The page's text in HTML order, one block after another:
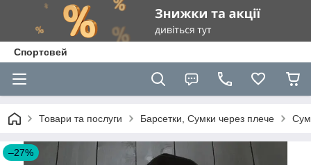
Спортсвей
Товари та послуги Барсетки, Сумки через плече
–27%